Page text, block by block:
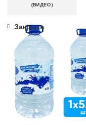
(ВИДЕО)
Закрыть